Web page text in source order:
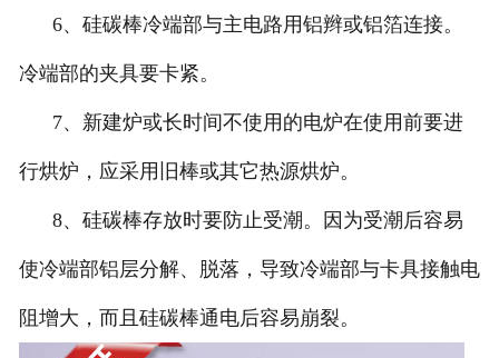
6、硅碳棒冷端部与主电路用铝辫或铝箔连接。
冷端部的夹具要卡紧。
7、新建炉或长时间不使用的电炉在使用前要进
行烘炉，应采用旧棒或其它热源烘炉。
8、硅碳棒存放时要防止受潮。因为受潮后容易
使冷端部铝层分解、脱落，导致冷端部与卡具接触电
阻增大，而且硅碳棒通电后容易崩裂。